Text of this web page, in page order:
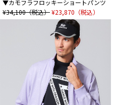
▼カモフラフロッキーショートパンツ
¥34,100（税込）¥23,870（税込）